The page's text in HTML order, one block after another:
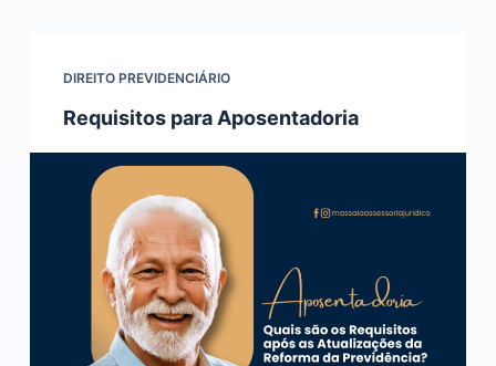
DIREITO PREVIDENCIÁRIO
Requisitos para Aposentadoria